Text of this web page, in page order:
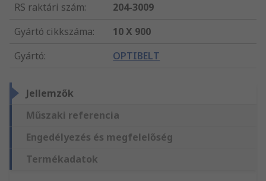
RS raktári szám:
204-3009
Gyártó cikkszáma:
10 X 900
Gyártó: OPTIBELT
Jellemzők
Műszaki referencia
Engedélyezés és megfelelőség
Termékadatok